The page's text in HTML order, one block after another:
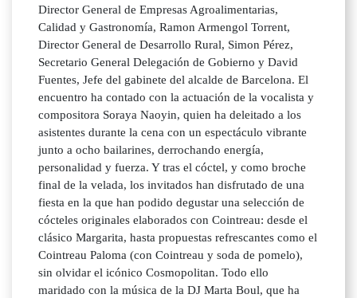
Director General de Empresas Agroalimentarias,
Calidad y Gastronomía, Ramon Armengol Torrent,
Director General de Desarrollo Rural, Simon Pérez,
Secretario General Delegación de Gobierno y David
Fuentes, Jefe del gabinete del alcalde de Barcelona. El
encuentro ha contado con la actuación de la vocalista y
compositora Soraya Naoyin, quien ha deleitado a los
asistentes durante la cena con un espectáculo vibrante
junto a ocho bailarines, derrochando energía,
personalidad y fuerza. Y tras el cóctel, y como broche
final de la velada, los invitados han disfrutado de una
fiesta en la que han podido degustar una selección de
cócteles originales elaborados con Cointreau: desde el
clásico Margarita, hasta propuestas refrescantes como el
Cointreau Paloma (con Cointreau y soda de pomelo),
sin olvidar el icónico Cosmopolitan. Todo ello
maridado con la música de la DJ Marta Boul, que ha